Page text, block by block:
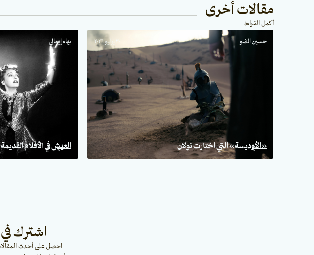
مقالات أخرى
أكمل القراءة
حسين الضو ٣٠ يوليو ٢٠٢٦
«الأوديسة» التي اختارت نولان
بهاء إيعالي
العيش في الأفلام
اشترك في
احصل على أحدث المقالات